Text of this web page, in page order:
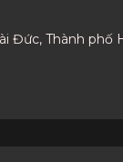
Đức, Thành phố